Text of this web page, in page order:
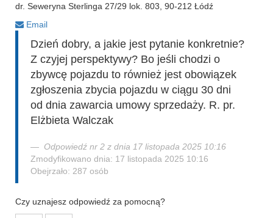
dr. Seweryna Sterlinga 27/29 lok. 803, 90-212 Łódź
Email
Dzień dobry, a jakie jest pytanie konkretnie?
Z czyjej perspektywy? Bo jeśli chodzi o
zbywcę pojazdu to również jest obowiązek
zgłoszenia zbycia pojazdu w ciągu 30 dni
od dnia zawarcia umowy sprzedaży. R. pr.
Elżbieta Walczak
Odpowiedź nr 2 z dnia 17 listopada 2025 10:16
Zmodyfikowano dnia: 17 listopada 2025 10:16
Obejrzało: 287 osób
Czy uznajesz odpowiedź za pomocną?